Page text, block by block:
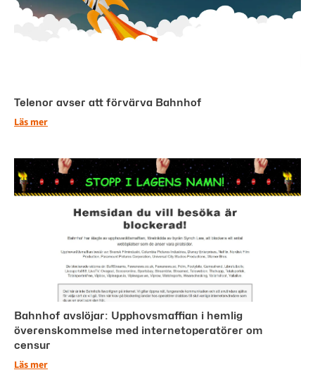
Telenor avser att förvärva Bahnhof
Läs mer
Bahnhof avslöjar: Upphovsmaffian i hemlig
överenskommelse med internetoperatörer om
censur
Läs mer